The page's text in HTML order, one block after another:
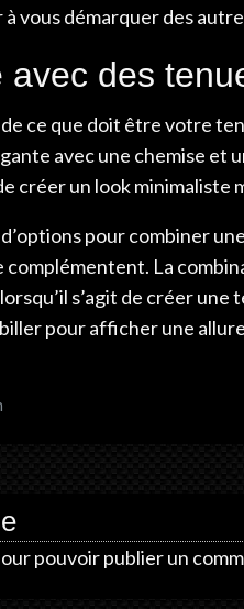
vous démarquer des
avec des
de ce que doit être votre
avec une chemise et
créer un look minimaliste
pour combiner
complémentent. La
s’agit de créer
pour afficher une
pouvoir publier un